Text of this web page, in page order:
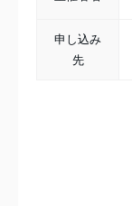
申し込み
先